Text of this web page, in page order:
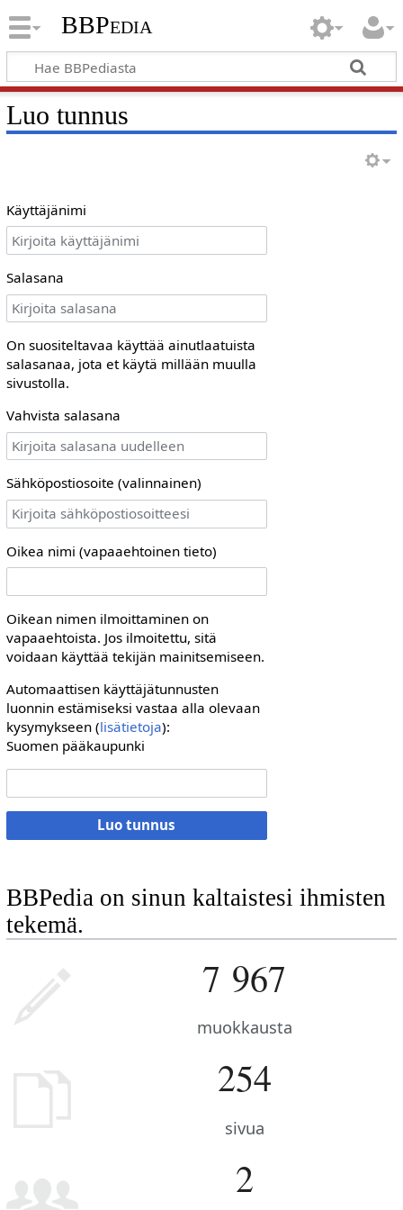
BBPedia
Luo tunnus
Käyttäjänimi
Salasana
On suositeltavaa käyttää ainutlaatuista
salasanaa, jota et käytä millään muulla
sivustolla.
Vahvista salasana
Sähköpostiosoite (valinnainen)
Oikea nimi (vapaaehtoinen tieto)
Oikean nimen ilmoittaminen on
vapaaehtoista. Jos ilmoitettu, sitä
voidaan käyttää tekijän mainitsemiseen.
Automaattisen käyttäjätunnusten
luonnin estämiseksi vastaa alla olevaan
kysymykseen (lisätietoja):
Suomen pääkaupunki
Luo tunnus
BBPedia on sinun kaltaistesi ihmisten
tekemä.
7 967
muokkausta
254
sivua
2